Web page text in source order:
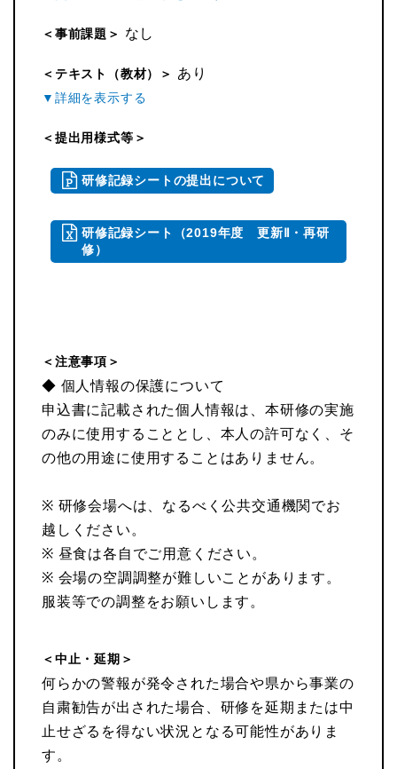
＜事前課題＞ なし
＜テキスト（教材）＞ あり
＜提出用様式等＞
研修記録シートの提出について
研修記録シート（2019年度 更新Ⅱ・再研
修）
＜注意事項＞
◆ 個人情報の保護について
申込書に記載された個人情報は、本研修の実施
のみに使用することとし、本人の許可なく、そ
の他の用途に使用することはありません。
※ 研修会場へは、なるべく公共交通機関でお
越しください。
※ 昼食は各自でご用意ください。
※ 会場の空調調整が難しいことがあります。
服装等での調整をお願いします。
＜中止・延期＞
何らかの警報が発令された場合や県から事業の
自粛勧告が出された場合、研修を延期または中
止せざるを得ない状況となる可能性がありま
す。